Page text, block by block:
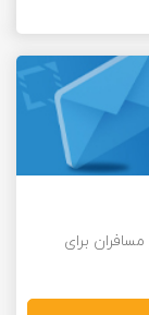
برای